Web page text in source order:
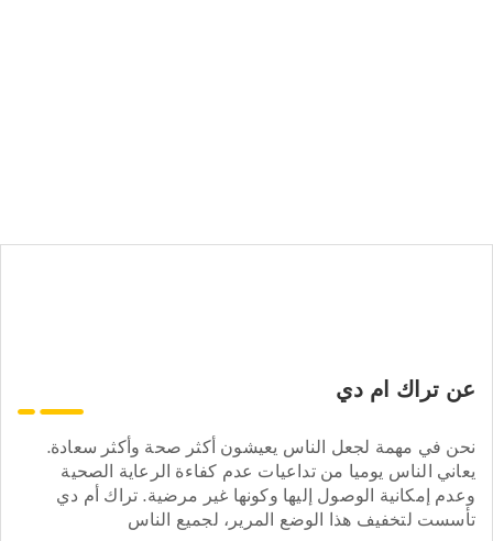
عن تراك ام دي
نحن في مهمة لجعل الناس يعيشون أكثر صحة وأكثر سعادة.
يعاني الناس يوميا من تداعيات عدم كفاءة الرعاية الصحية
وعدم إمكانية الوصول إليها وكونها غير مرضية. تراك أم دي
تأسست لتخفيف هذا الوضع المرير، لجميع الناس